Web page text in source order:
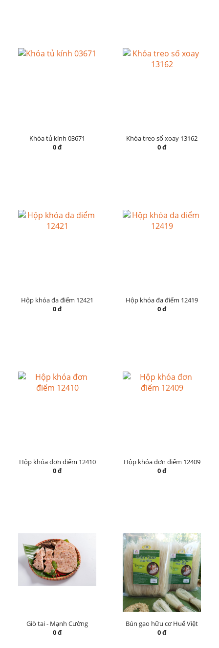
Khóa tủ kính 03671
0 đ
Khóa treo số xoay 13162
0 đ
Hộp khóa đa điểm 12421
0 đ
Hộp khóa đa điểm 12419
0 đ
Hộp khóa đơn điểm 12410
0 đ
Hộp khóa đơn điểm 12409
0 đ
Giò tai - Mạnh Cường
0 đ
Bún gạo hữu cơ Huế Việt
0 đ